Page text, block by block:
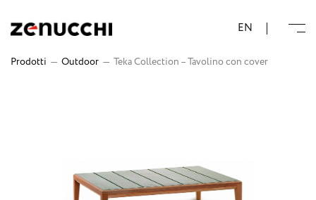
EN
Prodotti — Outdoor — Teka Collection – Tavolino con cover